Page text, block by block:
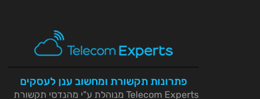
פתרונות תקשורת ומחשוב ענן לעסקים
Telecom Experts מנוהלת ע"י מהנדסי תקשורת